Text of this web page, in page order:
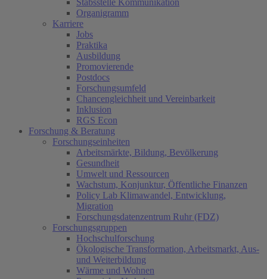
Stabsstelle Kommunikation
Organigramm
Karriere
Jobs
Praktika
Ausbildung
Promovierende
Postdocs
Forschungsumfeld
Chancengleichheit und Vereinbarkeit
Inklusion
RGS Econ
Forschung & Beratung
Forschungseinheiten
Arbeitsmärkte, Bildung, Bevölkerung
Gesundheit
Umwelt und Ressourcen
Wachstum, Konjunktur, Öffentliche Finanzen
Policy Lab Klimawandel, Entwicklung,
Migration
Forschungsdatenzentrum Ruhr (FDZ)
Forschungsgruppen
Hochschulforschung
Ökologische Transformation, Arbeitsmarkt, Aus-
und Weiterbildung
Wärme und Wohnen